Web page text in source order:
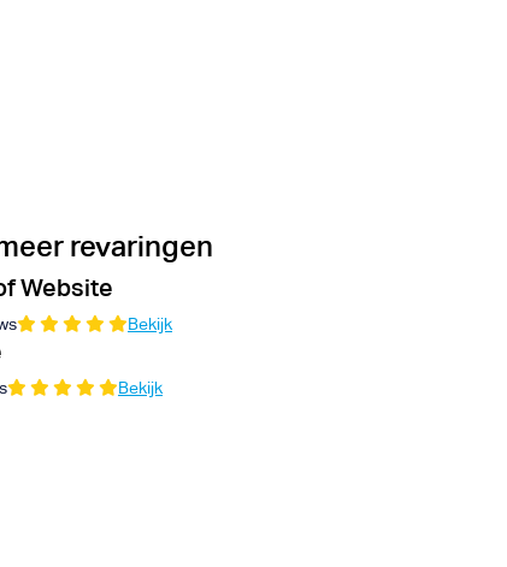
revaringen
Website
Bekijk
Bekijk